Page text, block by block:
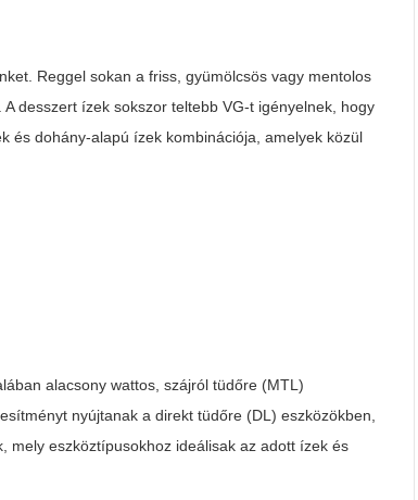
Reggel sokan a friss, gyümölcsös vagy mentolos
desszert ízek sokszor teltebb VG-t igényelnek, hogy
és dohány-alapú ízek kombinációja, amelyek közül
alacsony wattos, szájról tüdőre (MTL)
nyújtanak a direkt tüdőre (DL) eszközökben,
mely eszköztípusokhoz ideálisak az adott ízek és